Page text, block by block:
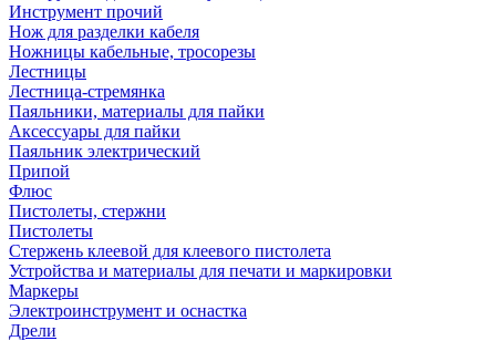
Инструмент прочий
Нож для разделки кабеля
Ножницы кабельные, тросорезы
Лестницы
Лестница-стремянка
Паяльники, материалы для пайки
Аксессуары для пайки
Паяльник электрический
Припой
Флюс
Пистолеты, стержни
Пистолеты
Стержень клеевой для клеевого пистолета
Устройства и материалы для печати и маркировки
Маркеры
Электроинструмент и оснастка
Дрели